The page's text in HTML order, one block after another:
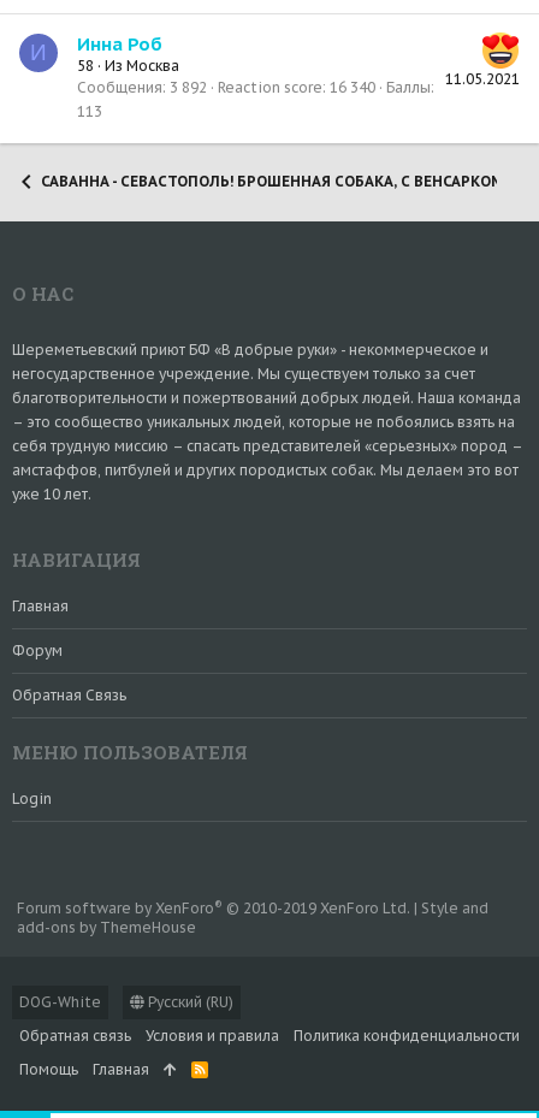
И
11.05.2021
Инна Роб
58 · Из Москва
Сообщения 3 892 Reaction score 16 340
Баллы
113
САВАННА - СЕВАСТОПОЛЬ! БРОШЕННАЯ СОБАКА, С
О НАС
Шереметьевский приют БФ «В добрые руки» - некоммерческое и
негосударственное учреждение. Мы существуем только за счет
благотворительности и пожертвований добрых людей. Наша команда
– это сообщество уникальных людей, которые не побоялись взять на
себя трудную миссию – спасать представителей «серьезных» пород –
амстаффов, питбулей и других породистых собак. Мы делаем это вот
уже 10 лет.
НАВИГАЦИЯ
Главная
Форум
Обратная Связь
МЕНЮ ПОЛЬЗОВАТЕЛЯ
Login
DOG-White
Русский (RU)
Обратная связь
Условия и правила
Политика конфиденциальности
Помощь
Главная
R
S
Forum software by XenForo® © 2010-2019 XenForo Ltd. | Style and
add-ons by ThemeHouse